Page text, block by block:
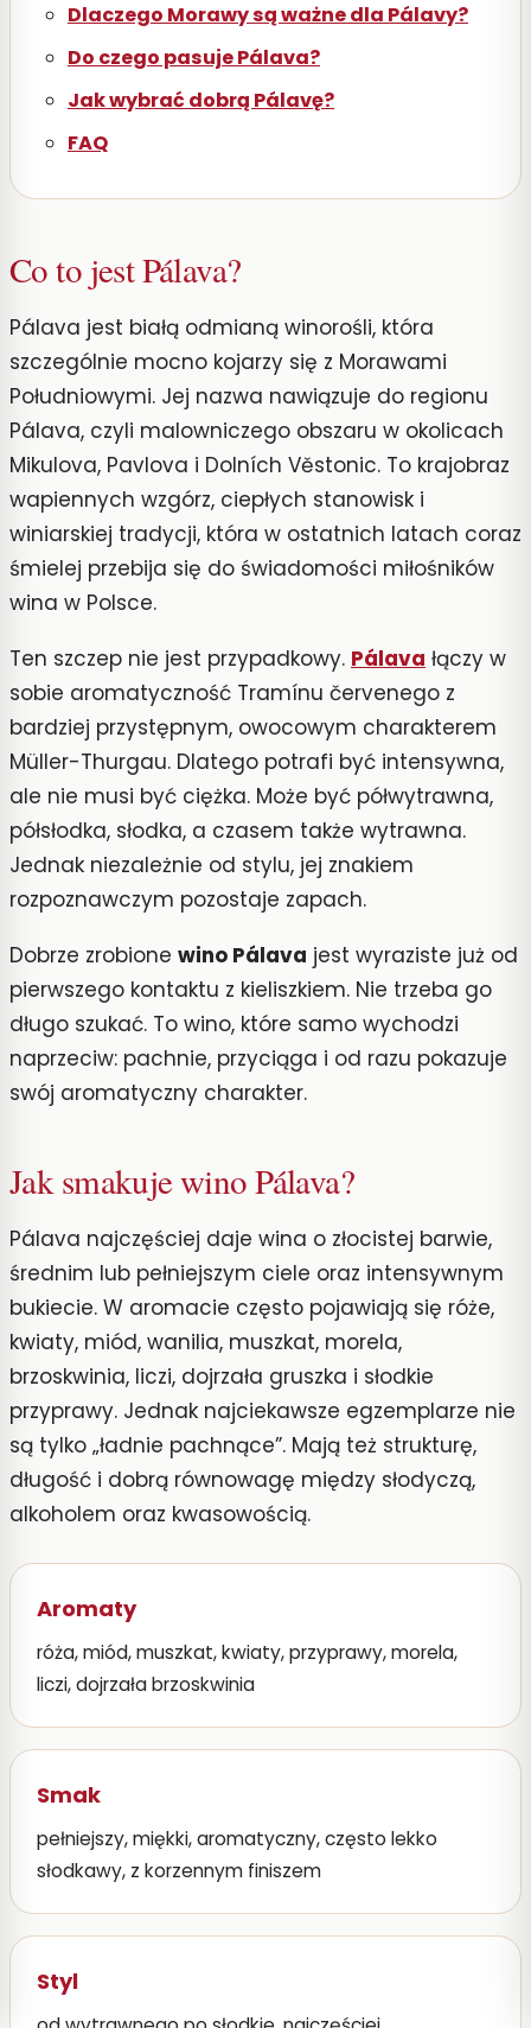
Dlaczego Morawy są ważne dla Pálavy?
Do czego pasuje Pálava?
Jak wybrać dobrą Pálavę?
FAQ
Co to jest Pálava?
Pálava jest białą odmianą winorośli, która
szczególnie mocno kojarzy się z Morawami
Południowymi. Jej nazwa nawiązuje do regionu
Pálava, czyli malowniczego obszaru w okolicach
Mikulova, Pavlova i Dolních Věstonic. To krajobraz
wapiennych wzgórz, ciepłych stanowisk i
winiarskiej tradycji, która w ostatnich latach coraz
śmielej przebija się do świadomości miłośników
wina w Polsce.
Ten szczep nie jest przypadkowy. Pálava łączy w
sobie aromatyczność Tramínu červenego z
bardziej przystępnym, owocowym charakterem
Müller-Thurgau. Dlatego potrafi być intensywna,
ale nie musi być ciężka. Może być półwytrawna,
półsłodka, słodka, a czasem także wytrawna.
Jednak niezależnie od stylu, jej znakiem
rozpoznawczym pozostaje zapach.
Dobrze zrobione wino Pálava jest wyraziste już od
pierwszego kontaktu z kieliszkiem. Nie trzeba go
długo szukać. To wino, które samo wychodzi
naprzeciw: pachnie, przyciąga i od razu pokazuje
swój aromatyczny charakter.
Jak smakuje wino Pálava?
Pálava najczęściej daje wina o złocistej barwie,
średnim lub pełniejszym ciele oraz intensywnym
bukiecie. W aromacie często pojawiają się róże,
kwiaty, miód, wanilia, muszkat, morela,
brzoskwinia, liczi, dojrzała gruszka i słodkie
przyprawy. Jednak najciekawsze egzemplarze nie
są tylko „ładnie pachnące”. Mają też strukturę,
długość i dobrą równowagę między słodyczą,
alkoholem oraz kwasowością.
Aromaty
róża, miód, muszkat, kwiaty, przyprawy, morela,
liczi, dojrzała brzoskwinia
Smak
pełniejszy, miękki, aromatyczny, często lekko
słodkawy, z korzennym finiszem
Styl